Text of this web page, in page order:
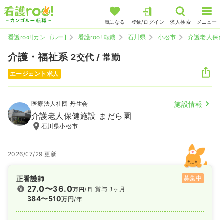
気になる 登録/ログイン 求人検索 メニュー
看護roo![カンゴルー] 看護roo! 転職 石川県 小松市 介護老人
介護・福祉系 2交代 / 常勤
エージェント求人
医療法人社団 丹生会 施設情報
介護老人保健施設 まだら園
石川県小松市
2026/07/29 更新
正看護師 募集中
27.0〜36.0万円/月
384〜510万円/年
賞与 3ヶ月